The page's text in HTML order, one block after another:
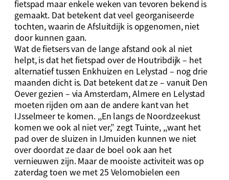
fietspad maar enkele weken van tevoren bekend is
gemaakt. Dat betekent dat veel georganiseerde
tochten, waarin de Afsluitdijk is opgenomen, niet
door kunnen gaan.
Wat de fietsers van de lange afstand ook al niet
helpt, is dat het fietspad over de Houtribdijk – het
alternatief tussen Enkhuizen en Lelystad – nog drie
maanden dicht is. Dat betekent dat ze – vanuit Den
Oever gezien – via Amsterdam, Almere en Lelystad
moeten rijden om aan de andere kant van het
IJsselmeer te komen. ,,En langs de Noordzeekust
komen we ook al niet ver,” zegt Tuinte, ,,want het
pad over de sluizen in IJmuiden kunnen we niet
over doordat ze daar de boel ook aan het
vernieuwen zijn. Maar de mooiste activiteit was op
zaterdag toen we met 25 Velomobielen een